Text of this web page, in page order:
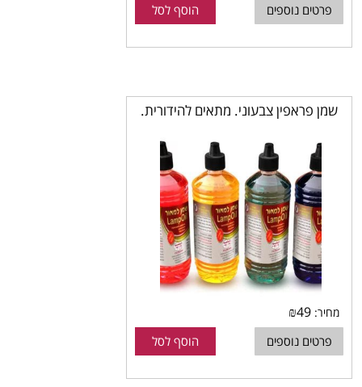
פרטים נוספים הוסף לסל
שמן פראפין צבעוני. מתאים להידורית.
מחיר: ₪49
פרטים נוספים הוסף לסל